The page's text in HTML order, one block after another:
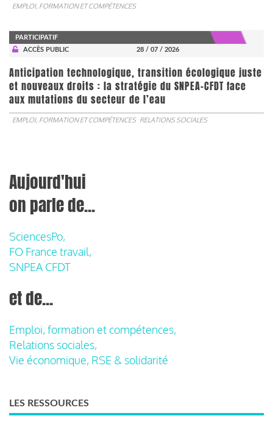
EMPLOI, FORMATION ET COMPÉTENCES
PARTICIPATIF
ACCÈS PUBLIC
28 / 07 / 2026
Anticipation technologique, transition écologique juste
et nouveaux droits : la stratégie du SNPEA-CFDT face
aux mutations du secteur de l’eau
EMPLOI, FORMATION ET COMPÉTENCES RELATIONS SOCIALES
Aujourd'hui
on parle de...
SciencesPo,
FO France travail,
SNPEA CFDT
et de...
Emploi, formation et compétences,
Relations sociales,
Vie économique, RSE & solidarité
LES RESSOURCES